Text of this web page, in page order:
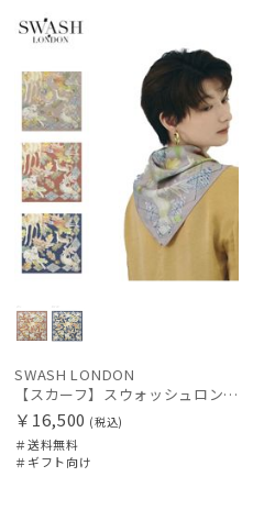
料
向け
SWASH LONDON
【スカーフ】スウォッシュロンドン (SWASH LONDON) Cinereous Forest シルクスカーフ 68cm×68cm プレゼント ギフト クリスマス
￥16,500 (税込)
＃送料無料
＃ギフト向け